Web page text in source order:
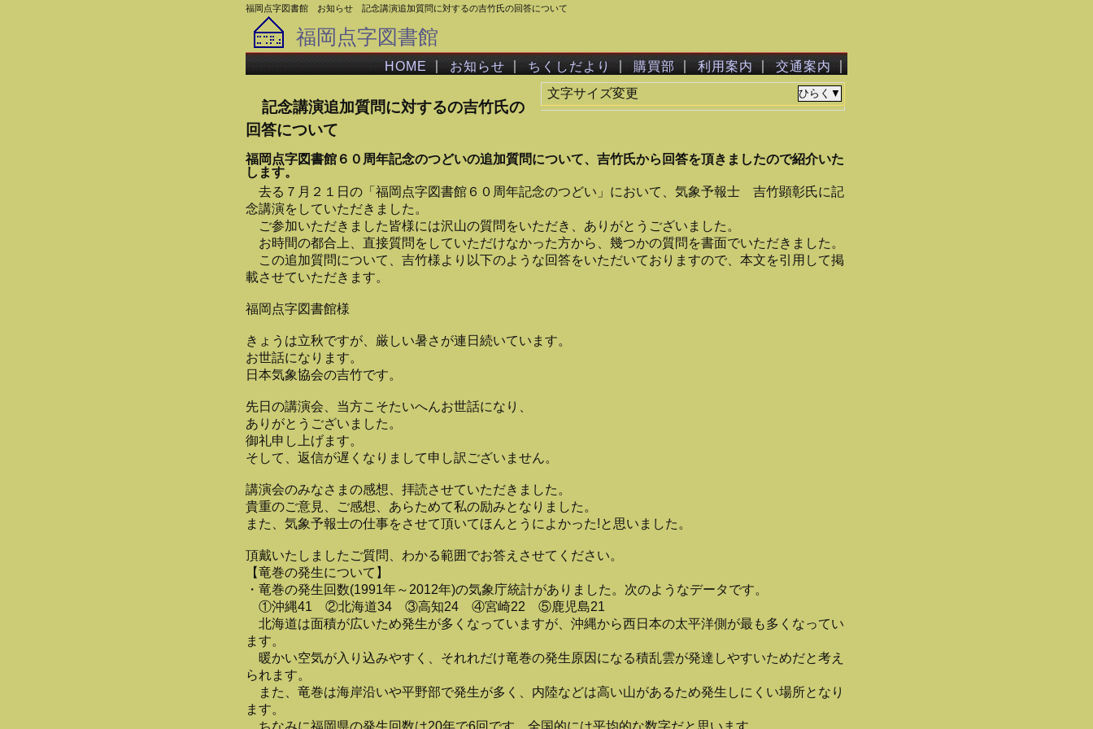
福岡点字図書館 お知らせ 記念講演追加質問に対するの吉竹氏の回答について
福岡点字図書館
HOME お知らせ ちくしだより 購買部 利用案内 交通案内
文字サイズ変更
記念講演追加質問に対するの吉竹氏の
回答について
福岡点字図書館６０周年記念のつどいの追加質問について、吉竹氏から回答を頂きましたので紹介いた
します。
去る７月２１日の「福岡点字図書館６０周年記念のつどい」において、気象予報士 吉竹顕彰氏に記
念講演をしていただきました。
ご参加いただきました皆様には沢山の質問をいただき、ありがとうございました。
お時間の都合上、直接質問をしていただけなかった方から、幾つかの質問を書面でいただきました。
この追加質問について、吉竹様より以下のような回答をいただいておりますので、本文を引用して掲
載させていただきます。
福岡点字図書館様
きょうは立秋ですが、厳しい暑さが連日続いています。
お世話になります。
日本気象協会の吉竹です。
先日の講演会、当方こそたいへんお世話になり、
ありがとうございました。
御礼申し上げます。
そして、返信が遅くなりまして申し訳ございません。
講演会のみなさまの感想、拝読させていただきました。
貴重のご意見、ご感想、あらためて私の励みとなりました。
また、気象予報士の仕事をさせて頂いてほんとうによかった!と思いました。
頂戴いたしましたご質問、わかる範囲でお答えさせてください。
【竜巻の発生について】
・竜巻の発生回数(1991年～2012年)の気象庁統計がありました。次のようなデータです。
①沖縄41 ②北海道34 ③高知24 ④宮崎22 ⑤鹿児島21
北海道は面積が広いため発生が多くなっていますが、沖縄から西日本の太平洋側が最も多くなってい
ます。
暖かい空気が入り込みやすく、それれだけ竜巻の発生原因になる積乱雲が発達しやすいためだと考え
られます。
また、竜巻は海岸沿いや平野部で発生が多く、内陸などは高い山があるため発生しにくい場所となり
ます。